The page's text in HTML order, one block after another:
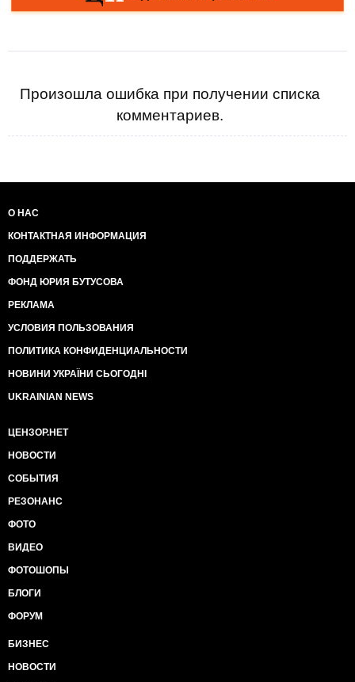
Произошла ошибка при получении списка
комментариев.
О НАС
КОНТАКТНАЯ ИНФОРМАЦИЯ
ПОДДЕРЖАТЬ
ФОНД ЮРИЯ БУТУСОВА
РЕКЛАМА
УСЛОВИЯ ПОЛЬЗОВАНИЯ
ПОЛИТИКА КОНФИДЕНЦИАЛЬНОСТИ
НОВИНИ УКРАЇНИ СЬОГОДНІ
UKRAINIAN NEWS
ЦЕНЗОР.НЕТ
НОВОСТИ
СОБЫТИЯ
РЕЗОНАНС
ФОТО
ВИДЕО
ФОТОШОПЫ
БЛОГИ
ФОРУМ
БИЗНЕС
НОВОСТИ